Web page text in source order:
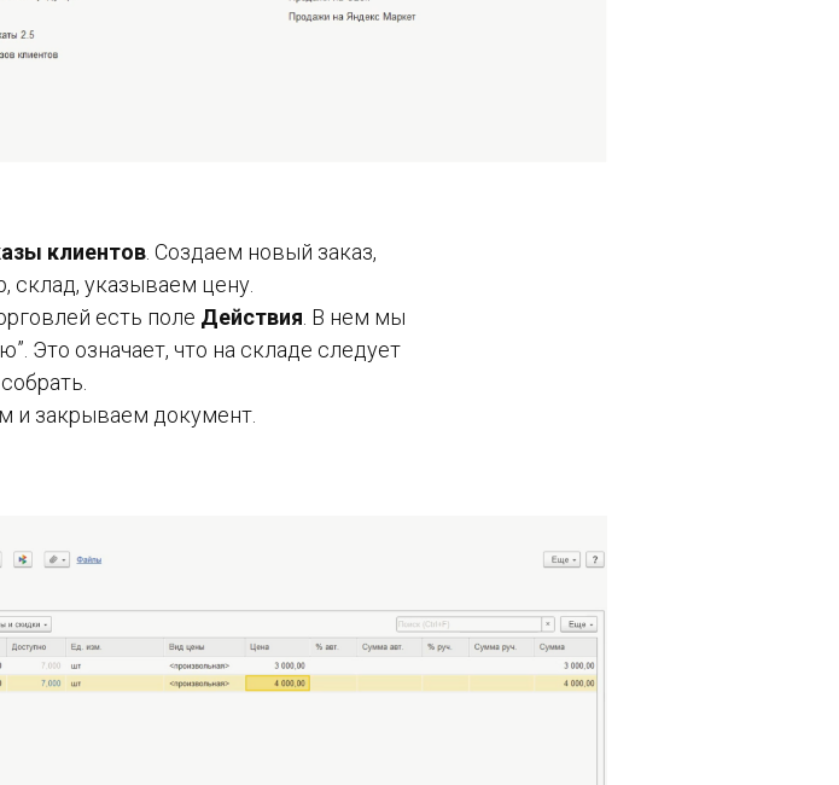
клиентов. Создаем новый заказ,
склад, указываем цену.
есть поле Действия. В нем мы
Это означает, что на складе следует
и закрываем документ.